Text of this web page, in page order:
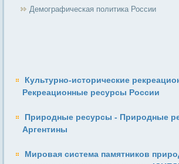
Демографическая политика России
Культурно-исторические
Рекреационные ресурсы России
Природные ресурсы - Природные
Аргентины
Мировая система памятников